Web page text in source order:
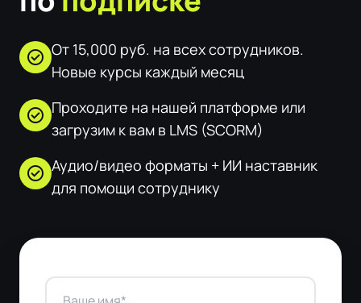
check_circle От 15,000 руб. на всех сотрудников.
Новые курсы каждый месяц
check_circle Проходите на нашей платформе или
загрузим к вам в LMS (SCORM)
check_circle Аудио/видео форматы + ИИ наставник
для помощи сотруднику